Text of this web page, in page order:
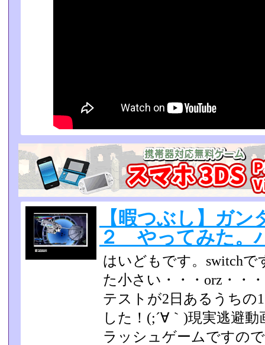
【暇つぶし】ガ
２ やってみた。
はいどもです。switch
た小さい・・・orz・・
テストが2日あるうちの
した！(;­´∀｀)現実逃避
ラッシュゲームですの